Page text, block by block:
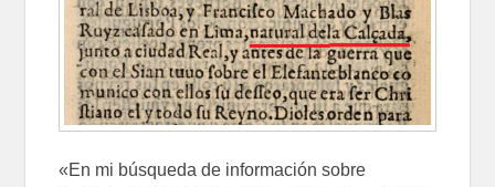
«En mi búsqueda de información sobre